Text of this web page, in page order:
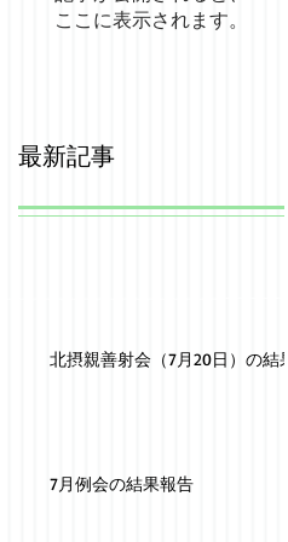
ここに表示されます。
最新記事
北摂親善射会（7月20日）の結果
7月例会の結果報告